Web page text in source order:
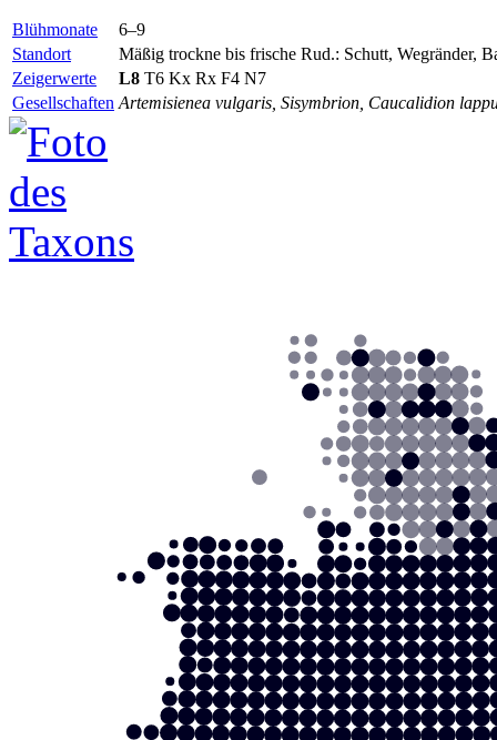
Blühmonate
6–9
Standort
Mäßig trockne bis frische Rud.: Schutt, Wegränder,
Zeigerwerte
L8 T6 Kx Rx F4 N7
Gesellschaften Artemisienea vulgaris, Sisymbrion, Caucalidion